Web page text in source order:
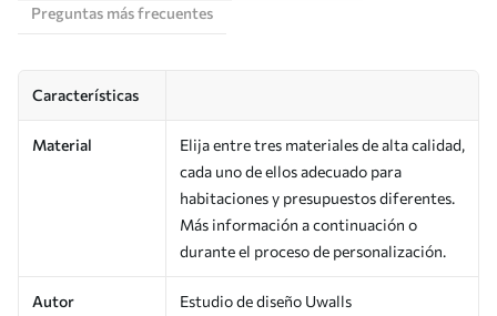
Preguntas más frecuentes
Características
Material
Elija entre tres materiales de alta calidad,
cada uno de ellos adecuado para
habitaciones y presupuestos diferentes.
Más información a continuación o
durante el proceso de personalización.
Autor Estudio de diseño Uwalls